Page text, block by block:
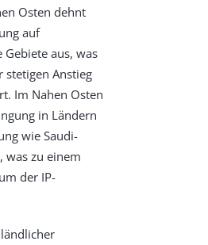
Osten dehnt
auf
aus, was
stetigen Anstieg
Im Nahen Osten
in Ländern
wie Saudi-
was zu einem
der IP-